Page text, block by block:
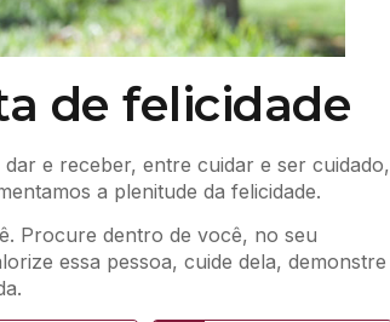
de felicidade
e receber, entre cuidar e ser cuidado,
a plenitude da felicidade.
Procure dentro de você, no seu
essa pessoa, cuide dela, demonstre